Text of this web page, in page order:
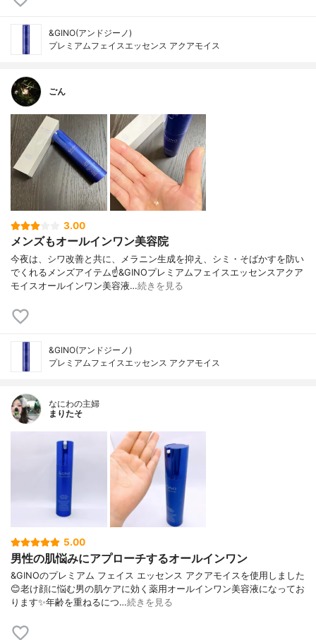
&GINO(アンドジーノ)
プレミアムフェイスエッセンス アクアモイス
ごん
3.00
メンズもオールインワン美容院
今夜は、シワ改善と共に、メラニン生成を抑え、シミ・そばかすを防い
でくれるメンズアイテム☝️&GINOプレミアムフェイスエッセンスアクア
モイスオールインワン美容液…続きを見る
&GINO(アンドジーノ)
プレミアムフェイスエッセンス アクアモイス
なにわの主婦
まりたそ
5.00
男性の肌悩みにアプローチするオールインワン
&GINOのプレミアム フェイス エッセンス アクアモイスを使用しました
😊老け顔に悩む男の肌ケアに効く薬用オールインワン美容液になってお
ります✨年齢を重ねるにつ…続きを見る